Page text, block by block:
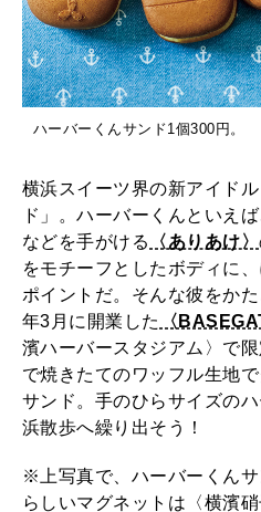
2026年8月号『お
2026年7月号「鎌倉 ローカルが
2026年5月号「“大好き
2026年4月号「未来をつ
2026年3月号「スイ
2026年2月号「良運を
2026年1月号「猫
2025年12月号「
MAGAZINE
う
ど
い
い
あ
り
あ
け
〉
の
新
ス
イ
ハーバーくんサンド1個300円。
横浜スイーツ界の新アイド
ド」。ハーバーくんといえ
などを手がける
〈ありあけ〉
をモチーフとしたボディに
ポイントだ。そんな彼をか
年3月に開業した
〈
濱ハーバースタジアム〉で
で焼きたてのワッフル生地
サンド。手のひらサイズの
浜散歩へ繰り出そう！
※上写真で、ハーバーくん
らしいマグネットは〈横濱